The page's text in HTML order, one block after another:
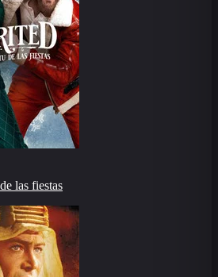
las fiestas